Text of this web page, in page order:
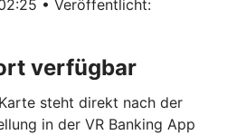
• Veröffentlicht:
verfügbar
steht direkt nach der
in der VR Banking App